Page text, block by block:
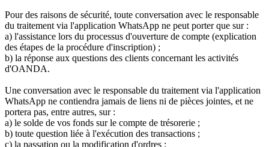
Pour des raisons de sécurité, toute conversation avec le responsable
du traitement via l'application WhatsApp ne peut porter que sur :
a) l'assistance lors du processus d'ouverture de compte (explication
des étapes de la procédure d'inscription) ;
b) la réponse aux questions des clients concernant les activités
d'OANDA.
Une conversation avec le responsable du traitement via l'application
WhatsApp ne contiendra jamais de liens ni de pièces jointes, et ne
portera pas, entre autres, sur :
a) le solde de vos fonds sur le compte de trésorerie ;
b) toute question liée à l'exécution des transactions ;
c) la passation ou la modification d'ordres ;